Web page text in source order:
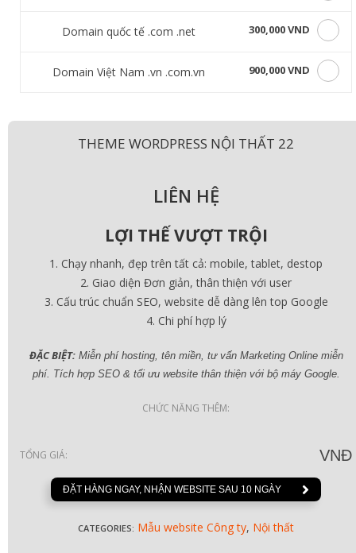
Domain quốc tế .com .net 300,000 VND
Domain Việt Nam .vn .com.vn 900,000 VND
THEME WORDPRESS NỘI THẤT 22
LIÊN HỆ
LỢI THẾ VƯỢT TRỘI
Chạy nhanh, đẹp trên tất cả: mobile, tablet, destop
Giao diện Đơn giản, thân thiện với user
Cấu trúc chuẩn SEO, website dễ dàng lên top Google
Chi phí hợp lý
ĐẶC BIỆT:Miễn phí hosting, tên miền, tư vấn Marketing Online miễn
phí. Tích hợp SEO & tối ưu website thân thiện với bộ máy Google.
CHỨC NĂNG THÊM:
TỔNG GIÁ: VNĐ
ĐẶT HÀNG NGAY, NHẬN WEBSITE SAU 10 NGÀY
CATEGORIES: Mẫu website Công ty, Nội thất